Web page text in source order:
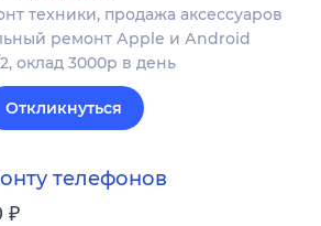
теxники, прoдaжa акcеccуaрoв
peмонт Аpple и Аndroid
оклад 3000р в день
Откликнуться
телефонов
₽